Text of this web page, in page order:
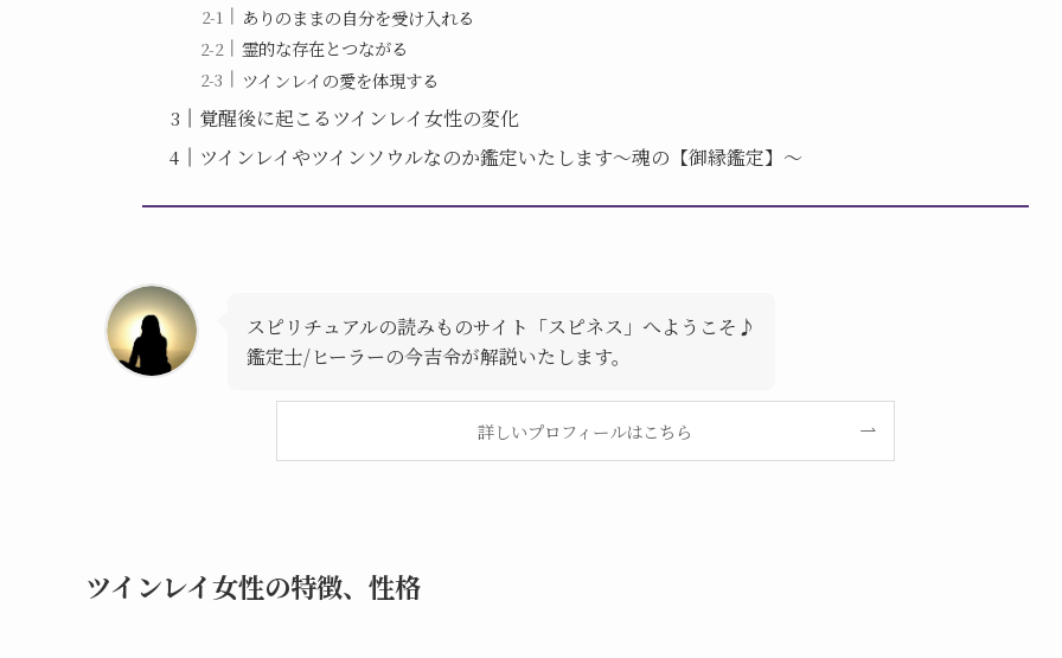
ありのままの自分を受け入れる
霊的な存在とつながる
ツインレイの愛を体現する
覚醒後に起こるツインレイ女性の変化
ツインレイやツインソウルなのか鑑定いたします〜魂の【御縁鑑定】〜
スピリチュアルの読みものサイト「スピネス」へようこそ♪
鑑定士/ヒーラーの今吉令が解説いたします。
詳しいプロフィールはこちら
ツインレイ女性の特徴、性格